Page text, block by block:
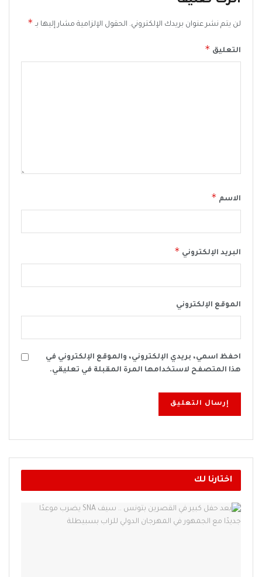
لن يتم نشر عنوان بريدك الإلكتروني. الحقول الإلزامية مشار إليها بـ *
التعليق *
الاسم *
البريد الإلكتروني *
الموقع الإلكتروني
احفظ اسمي، بريدي الإلكتروني، والموقع الإلكتروني في
هذا المتصفح لاستخدامها المرة المقبلة في تعليقي.
اختارنا لك